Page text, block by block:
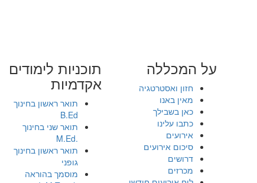
על המכללה
חזון ואסטרטגיה
מאין באנו
כאן בשבילך
כתבו עלינו
אירועים
סיכום אירועים
דרושים
מכרזים
תוכניות לימודים
אקדמיות
תואר ראשון בחינוך
B.Ed
תואר שני בחינוך
.M.Ed
תואר ראשון בחינוך
גופני
מוסמך בהוראה